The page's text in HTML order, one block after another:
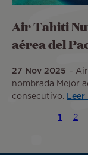
Air Tahiti
aérea del
27 Nov 2025
nombrada Mejor
consecutivo.
Leer
Página
1 2